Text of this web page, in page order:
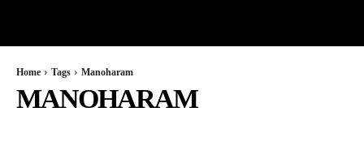
Home Tags Manoharam
MANOHARAM